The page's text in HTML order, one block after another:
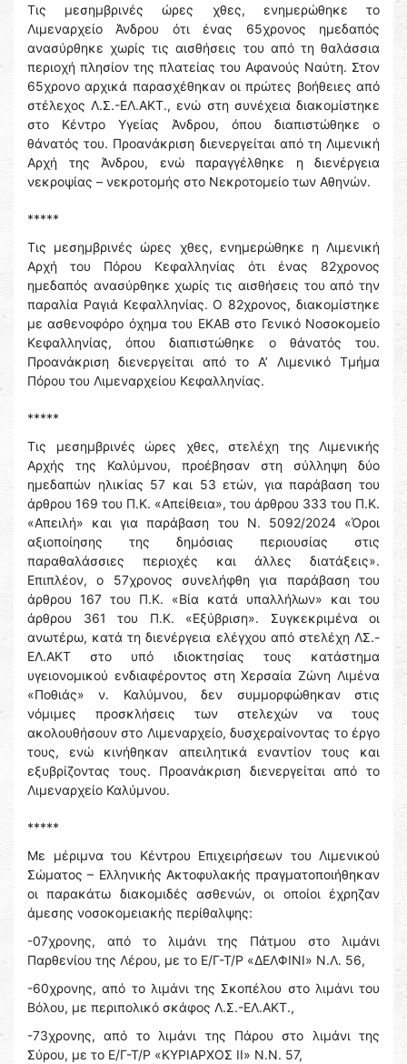
Τις μεσημβρινές ώρες χθες, ενημερώθηκε το
Λιμεναρχείο Άνδρου ότι ένας 65χρονος ημεδαπός
ανασύρθηκε χωρίς τις αισθήσεις του από τη θαλάσσια
περιοχή πλησίον της πλατείας του Αφανούς Ναύτη. Στον
65χρονο αρχικά παρασχέθηκαν οι πρώτες βοήθειες από
στέλεχος Λ.Σ.-ΕΛ.ΑΚΤ., ενώ στη συνέχεια διακομίστηκε
στο Κέντρο Υγείας Άνδρου, όπου διαπιστώθηκε ο
θάνατός του. Προανάκριση διενεργείται από τη Λιμενική
Αρχή της Άνδρου, ενώ παραγγέλθηκε η διενέργεια
νεκροψίας – νεκροτομής στο Νεκροτομείο των Αθηνών.
*****
Τις μεσημβρινές ώρες χθες, ενημερώθηκε η Λιμενική
Αρχή του Πόρου Κεφαλληνίας ότι ένας 82χρονος
ημεδαπός ανασύρθηκε χωρίς τις αισθήσεις του από την
παραλία Ραγιά Κεφαλληνίας. Ο 82χρονος, διακομίστηκε
με ασθενοφόρο όχημα του ΕΚΑΒ στο Γενικό Νοσοκομείο
Κεφαλληνίας, όπου διαπιστώθηκε ο θάνατός του.
Προανάκριση διενεργείται από το Α’ Λιμενικό Τμήμα
Πόρου του Λιμεναρχείου Κεφαλληνίας.
*****
Τις μεσημβρινές ώρες χθες, στελέχη της Λιμενικής
Αρχής της Καλύμνου, προέβησαν στη σύλληψη δύο
ημεδαπών ηλικίας 57 και 53 ετών, για παράβαση του
άρθρου 169 του Π.Κ. «Απείθεια», του άρθρου 333 του Π.Κ.
«Απειλή» και για παράβαση του Ν. 5092/2024 «Όροι
αξιοποίησης της δημόσιας περιουσίας στις
παραθαλάσσιες περιοχές και άλλες διατάξεις».
Επιπλέον, ο 57χρονος συνελήφθη για παράβαση του
άρθρου 167 του Π.Κ. «Βία κατά υπαλλήλων» και του
άρθρου 361 του Π.Κ. «Εξύβριση». Συγκεκριμένα οι
ανωτέρω, κατά τη διενέργεια ελέγχου από στελέχη ΛΣ.-
ΕΛ.ΑΚΤ στο υπό ιδιοκτησίας τους κατάστημα
υγειονομικού ενδιαφέροντος στη Xερσαία Zώνη Λιμένα
«Ποθιάς» ν. Καλύμνου, δεν συμμορφώθηκαν στις
νόμιμες προσκλήσεις των στελεχών να τους
ακολουθήσουν στο Λιμεναρχείο, δυσχεραίνοντας το έργο
τους, ενώ κινήθηκαν απειλητικά εναντίον τους και
εξυβρίζοντας τους. Προανάκριση διενεργείται από το
Λιμεναρχείο Καλύμνου.
*****
Με μέριμνα του Κέντρου Επιχειρήσεων του Λιμενικού
Σώματος – Ελληνικής Ακτοφυλακής πραγματοποιήθηκαν
οι παρακάτω διακομιδές ασθενών, οι οποίοι έχρηζαν
άμεσης νοσοκομειακής περίθαλψης:
-07χρονης, από το λιμάνι της Πάτμου στο λιμάνι
Παρθενίου της Λέρου, με το Ε/Γ-Τ/Ρ «ΔΕΛΦΙΝΙ» Ν.Λ. 56,
-60χρονης, από το λιμάνι της Σκοπέλου στο λιμάνι του
Βόλου, με περιπολικό σκάφος Λ.Σ.-ΕΛ.ΑΚΤ.,
-73χρονης, από το λιμάνι της Πάρου στο λιμάνι της
Σύρου, με το Ε/Γ-Τ/Ρ «ΚΥΡΙΑΡΧΟΣ ΙΙ» Ν.Ν. 57,